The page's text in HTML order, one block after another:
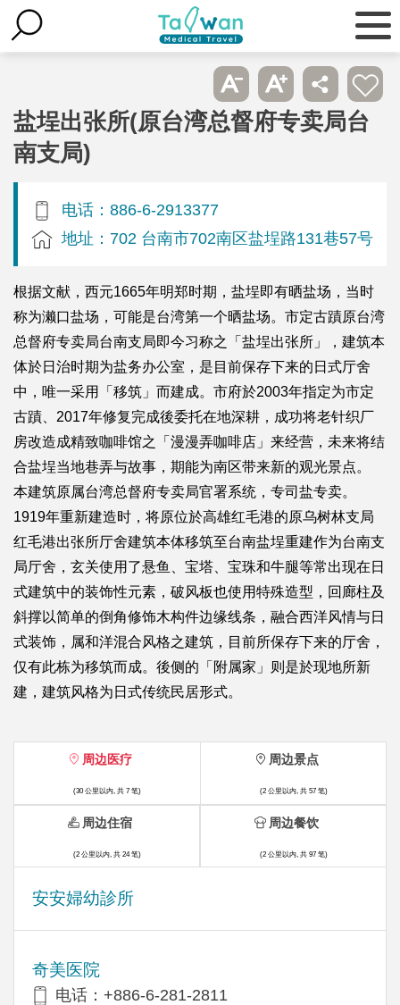
盐埕出张所(原台湾总督府专卖局台
南支局)
电话：886-6-2913377
地址：702 台南市702南区盐埕路131巷57号
根据文献，西元1665年明郑时期，盐埕即有晒盐场，当时
称为濑口盐场，可能是台湾第一个晒盐场。市定古蹟原台湾
总督府专卖局台南支局即今习称之「盐埕出张所」，建筑本
体於日治时期为盐务办公室，是目前保存下来的日式厅舍
中，唯一采用「移筑」而建成。市府於2003年指定为市定
古蹟、2017年修复完成後委托在地深耕，成功将老针织厂
房改造成精致咖啡馆之「漫漫弄咖啡店」来经营，未来将结
合盐埕当地巷弄与故事，期能为南区带来新的观光景点。
本建筑原属台湾总督府专卖局官署系统，专司盐专卖。
1919年重新建造时，将原位於高雄红毛港的原乌树林支局
红毛港出张所厅舍建筑本体移筑至台南盐埕重建作为台南支
局厅舍，玄关使用了悬鱼、宝塔、宝珠和牛腿等常出现在日
式建筑中的装饰性元素，破风板也使用特殊造型，回廊柱及
斜撑以简单的倒角修饰木构件边缘线条，融合西洋风情与日
式装饰，属和洋混合风格之建筑，目前所保存下来的厅舍，
仅有此栋为移筑而成。後侧的「附属家」则是於现地所新
建，建筑风格为日式传统民居形式。
周边医疗
(30 公里以内, 共 7 笔)
安安婦幼診所
奇美医院
电话：+886-6-281-2811
周边景点
(2 公里以内, 共 57 笔)
周边住宿
(2 公里以内, 共 24 笔)
周边餐饮
(2 公里以内, 共 97 笔)